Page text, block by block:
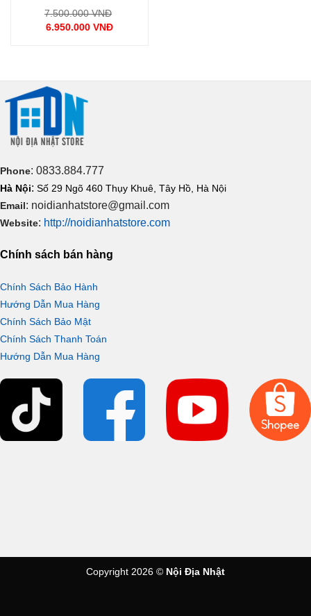
7.500.000VNĐ
6.950.000 VNĐ
Phone: 0833.884.777
Hà Nội: Số 29 Ngõ 460 Thụy Khuê, Tây Hồ, Hà Nội
Email: noidianhatstore@gmail.com
Website: http://noidianhatstore.com
Chính sách bán hàng
Chính Sách Bảo Hành
Hướng Dẫn Mua Hàng
Chính Sách Bảo Mật
Chính Sách Thanh Toán
Hướng Dẫn Mua Hàng
Copyright 2026 © Nội Địa Nhật